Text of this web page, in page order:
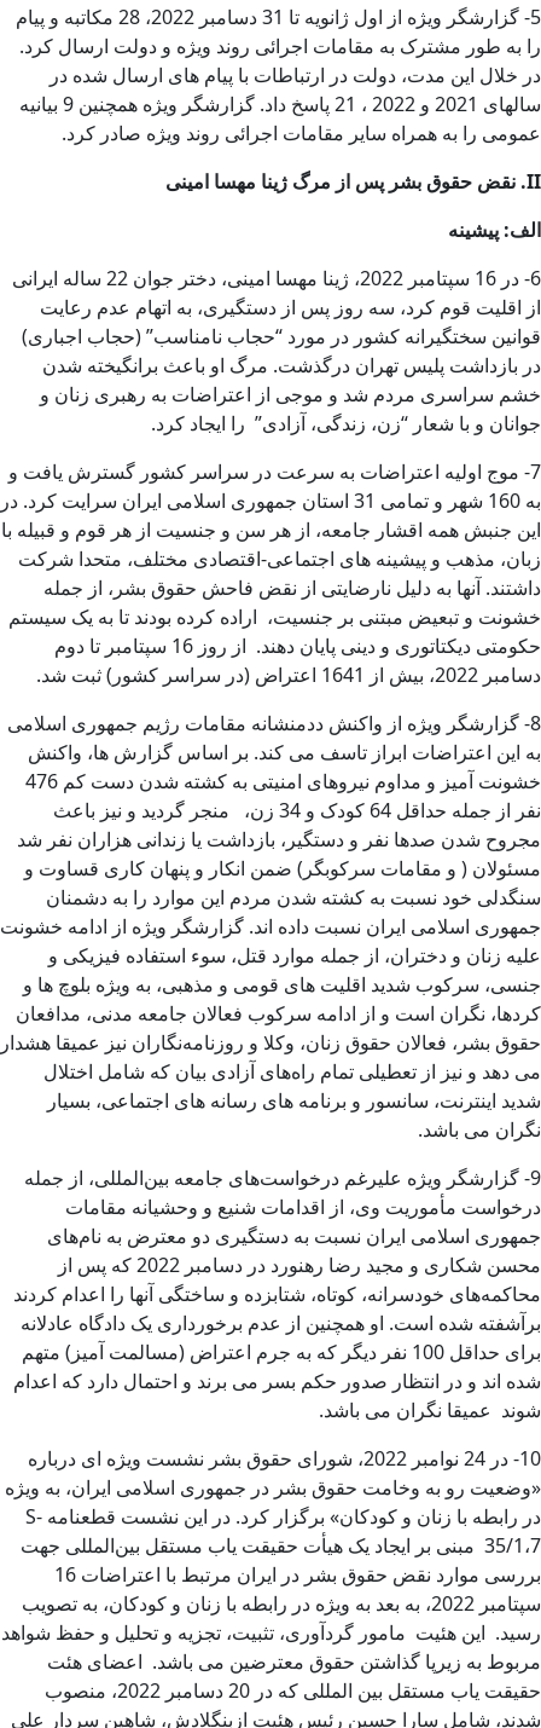
5- گزارشگر ویژه از اول ژانویه تا 31 دسامبر 2022، 28 مکاتبه و پیام
را به طور مشترک به مقامات اجرائی روند ویژه و دولت ارسال کرد.
در خلال این مدت، دولت در ارتباطات با پیام های ارسال شده در
سالهای 2021 و 2022 ، 21 پاسخ داد. گزارشگر ویژه همچنین 9 بیانیه
عمومی را به همراه سایر مقامات اجرائی روند ویژه صادر کرد.
II
. نقض حقوق بشر پس از مرگ ژینا مهسا امینی
الف: پیشینه
6- در 16 سپتامبر 2022، ژینا مهسا امینی، دختر جوان 22 ساله ایرانی
از اقلیت قوم کرد، سه روز پس از دستگیری، به اتهام عدم رعایت
قوانین سختگیرانه کشور در مورد “حجاب نامناسب” (حجاب اجباری)
در بازداشت پلیس تهران درگذشت. مرگ او باعث برانگیخته شدن
خشم سراسری مردم شد و موجی از اعتراضات به رهبری زنان و
جوانان و با شعار “زن، زندگی، آزادی” را ایجاد کرد.
7- موج اولیه اعتراضات به سرعت در سراسر کشور گسترش یافت و
به 160 شهر و تمامی 31 استان جمهوری اسلامی ایران سرایت کرد. در
این جنبش همه اقشار جامعه، از هر سن و جنسیت از هر قوم و قبیله با
زبان، مذهب و پیشینه های اجتماعی-اقتصادی مختلف، متحدا شرکت
داشتند. آنها به دلیل نارضایتی از نقض فاحش حقوق بشر، از جمله
خشونت و تبعیض مبتنی بر جنسیت، اراده کرده بودند تا به یک سیستم
حکومتی دیکتاتوری و دینی پایان دهند. از روز 16 سپتامبر تا دوم
دسامبر 2022، بیش از 1641 اعتراض (در سراسر کشور) ثبت شد.
8- گزارشگر ویژه از واکنش ددمنشانه مقامات رژیم جمهوری اسلامی
به این اعتراضات ابراز تاسف می کند. بر اساس گزارش ها، واکنش
خشونت آمیز و مداوم نیروهای امنیتی به کشته شدن دست کم 476
نفر از جمله حداقل 64 کودک و 34 زن، منجر گردید و نیز باعث
مجروح شدن صدها نفر و دستگیر، بازداشت یا زندانی هزاران نفر شد
مسئولان ( و مقامات سرکوبگر) ضمن انکار و پنهان کاری قساوت و
سنگدلی خود نسبت به کشته شدن مردم این موارد را به دشمنان
جمهوری اسلامی ایران نسبت داده اند. گزارشگر ویژه از ادامه خشونت
علیه زنان و دختران، از جمله موارد قتل، سوء استفاده فیزیکی و
جنسی، سرکوب شدید اقلیت های قومی و مذهبی، به ویژه بلوچ ها و
کردها، نگران است و از ادامه سرکوب فعالان جامعه مدنی، مدافعان
حقوق بشر، فعالان حقوق زنان، وکلا و روزنامه‌نگاران نیز عمیقا هشدار
می دهد و نیز از تعطیلی تمام راه‌های آزادی بیان که شامل اختلال
شدید اینترنت، سانسور و برنامه های رسانه های اجتماعی، بسیار
نگران‌ می باشد.
9- گزارشگر ویژه علیرغم درخواست‌های جامعه بین‌المللی، از جمله
درخواست مأموریت وی، از اقدامات شنیع و وحشیانه مقامات
جمهوری اسلامی ایران نسبت به دستگیری دو معترض به نام‌های
محسن شکاری و مجید رضا رهنورد در دسامبر 2022 که پس از
محاکمه‌های خودسرانه، کوتاه، شتابزده و ساختگی آنها را اعدام کردند
برآشفته شده است. او همچنین از عدم برخورداری یک دادگاه عادلانه
برای حداقل 100 نفر دیگر که به جرم اعتراض (مسالمت آمیز) متهم
شده اند و در انتظار صدور حکم بسر می برند و احتمال دارد که اعدام
شوند عمیقا نگران می باشد.
10- در 24 نوامبر 2022، شورای حقوق بشر نشست ویژه ای درباره
«وضعیت رو به وخامت حقوق بشر در جمهوری اسلامی ایران، به ویژه
در رابطه با زنان و کودکان» برگزار کرد. در این نشست قطعنامه S-
35/1،7 مبنی بر ایجاد یک هیأت حقیقت یاب مستقل بین‌المللی جهت
بررسی موارد نقض حقوق بشر در ایران مرتبط با اعتراضات 16
سپتامبر 2022، به بعد به ویژه در رابطه با زنان و کودکان، به تصویب
رسید. این هئیت مامور گردآوری، تثبیت، تجزیه و تحلیل و حفظ شواهد
مربوط به زیرپا گذاشتن حقوق معترضین می باشد. اعضای هئت
حقیقت یاب مستقل بین المللی که در 20 دسامبر 2022، منصوب
شدند، شامل سارا حسین رئیس هئیت ازبنگلادش، شاهین سردار علی